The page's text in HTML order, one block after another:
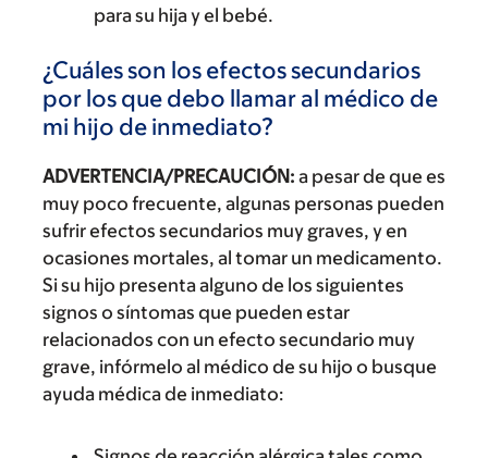
para su hija y el bebé.
¿Cuáles son los efectos secundarios
por los que debo llamar al médico de
mi hijo de inmediato?
ADVERTENCIA/PRECAUCIÓN: a pesar de que es
muy poco frecuente, algunas personas pueden
sufrir efectos secundarios muy graves, y en
ocasiones mortales, al tomar un medicamento.
Si su hijo presenta alguno de los siguientes
signos o síntomas que pueden estar
relacionados con un efecto secundario muy
grave, infórmelo al médico de su hijo o busque
ayuda médica de inmediato: